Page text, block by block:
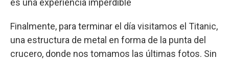
es una experiencia imperdible
Finalmente, para terminar el día visitamos el Titanic,
una estructura de metal en forma de la punta del
crucero, donde nos tomamos las últimas fotos. Sin